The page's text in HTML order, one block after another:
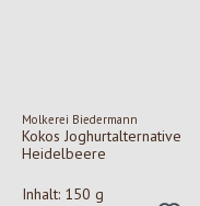
Molkerei Biedermann
Kokos Joghurtalternative
Heidelbeere
Inhalt: 150 g